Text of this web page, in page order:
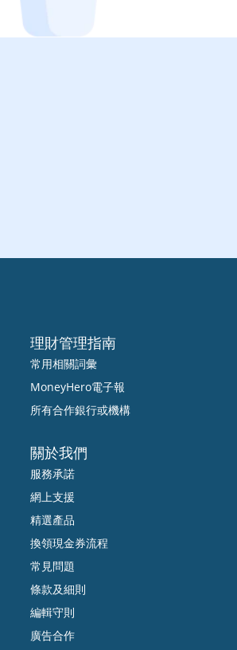
理財管理指南
常用相關詞彙
MoneyHero電子報
所有合作銀行或機構
關於我們
服務承諾
網上支援
精選產品
換領現金券流程
常見問題
條款及細則
編輯守則
廣告合作